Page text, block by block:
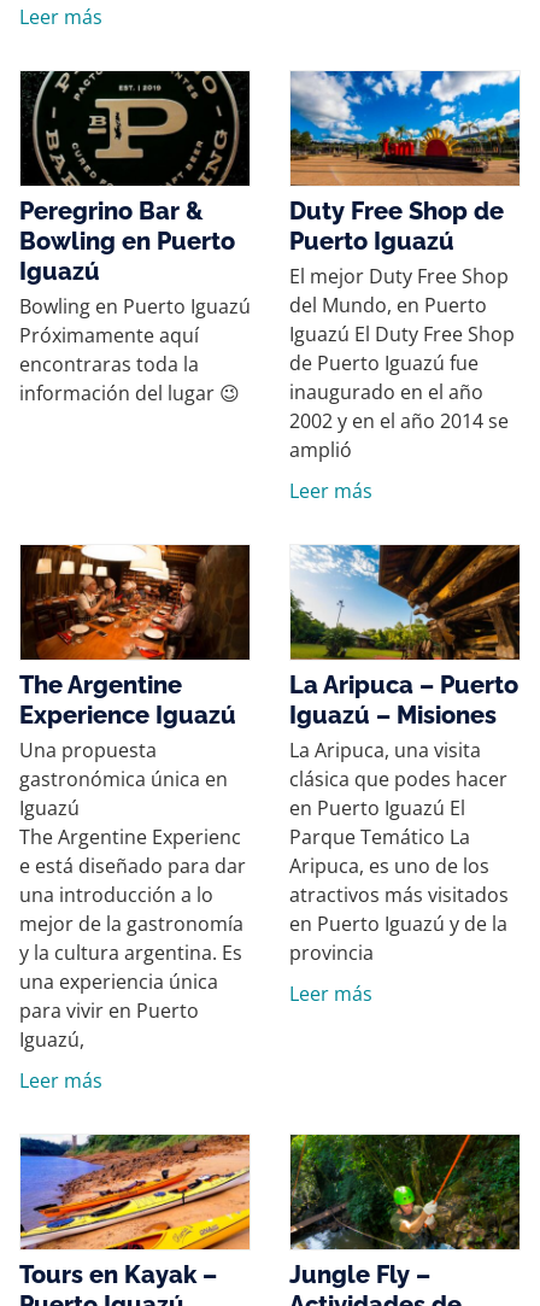
Leer más
Peregrino Bar &
Bowling en Puerto
Iguazú
Bowling en Puerto Iguazú
Próximamente aquí
encontraras toda la
información del lugar 😉
Duty Free Shop de
Puerto Iguazú
El mejor Duty Free Shop
del Mundo, en Puerto
Iguazú El Duty Free Shop
de Puerto Iguazú fue
inaugurado en el año
2002 y en el año 2014 se
amplió
Leer más
The Argentine
Experience Iguazú
Una propuesta
gastronómica única en
Iguazú
The Argentine Experienc
e está diseñado para dar
una introducción a lo
mejor de la gastronomía
y la cultura argentina. Es
una experiencia única
para vivir en Puerto
Iguazú,
Leer más
La Aripuca – Puerto
Iguazú – Misiones
La Aripuca, una visita
clásica que podes hacer
en Puerto Iguazú El
Parque Temático La
Aripuca, es uno de los
atractivos más visitados
en Puerto Iguazú y de la
provincia
Leer más
Tours en Kayak –
Jungle Fly –